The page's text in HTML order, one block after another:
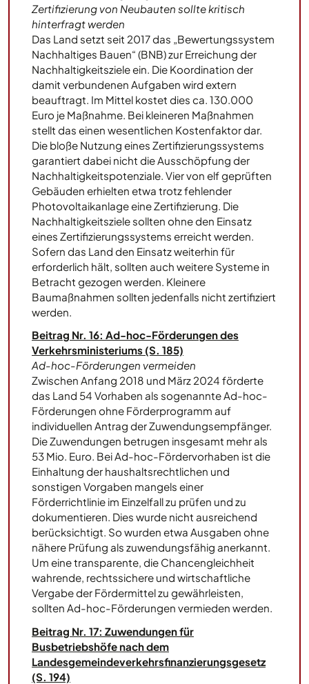
Zertifizierung von Neubauten sollte kritisch
hinterfragt werden
Das Land setzt seit 2017 das „Bewertungssystem
Nachhaltiges Bauen“ (BNB) zur Erreichung der
Nachhaltigkeitsziele ein. Die Koordination der
damit verbundenen Aufgaben wird extern
beauftragt. Im Mittel kostet dies ca. 130.000
Euro je Maßnahme. Bei kleineren Maßnahmen
stellt das einen wesentlichen Kostenfaktor dar.
Die bloße Nutzung eines Zertifizierungssystems
garantiert dabei nicht die Ausschöpfung der
Nachhaltigkeitspotenziale. Vier von elf geprüften
Gebäuden erhielten etwa trotz fehlender
Photovoltaikanlage eine Zertifizierung. Die
Nachhaltigkeitsziele sollten ohne den Einsatz
eines Zertifizierungssystems erreicht werden.
Sofern das Land den Einsatz weiterhin für
erforderlich hält, sollten auch weitere Systeme in
Betracht gezogen werden. Kleinere
Baumaßnahmen sollten jedenfalls nicht zertifiziert
werden.
Beitrag Nr. 16: Ad-hoc-Förderungen des
Verkehrsministeriums (S. 185)
Ad-hoc-Förderungen vermeiden
Zwischen Anfang 2018 und März 2024 förderte
das Land 54 Vorhaben als sogenannte Ad-hoc-
Förderungen ohne Förderprogramm auf
individuellen Antrag der Zuwendungsempfänger.
Die Zuwendungen betrugen insgesamt mehr als
53 Mio. Euro. Bei Ad-hoc-Fördervorhaben ist die
Einhaltung der haushaltsrechtlichen und
sonstigen Vorgaben mangels einer
Förderrichtlinie im Einzelfall zu prüfen und zu
dokumentieren. Dies wurde nicht ausreichend
berücksichtigt. So wurden etwa Ausgaben ohne
nähere Prüfung als zuwendungsfähig anerkannt.
Um eine transparente, die Chancengleichheit
wahrende, rechtssichere und wirtschaftliche
Vergabe der Fördermittel zu gewährleisten,
sollten Ad-hoc-Förderungen vermieden werden.
Beitrag Nr. 17: Zuwendungen für
Busbetriebshöfe nach dem
Landesgemeindeverkehrsfinanzierungsgesetz
(S. 194)